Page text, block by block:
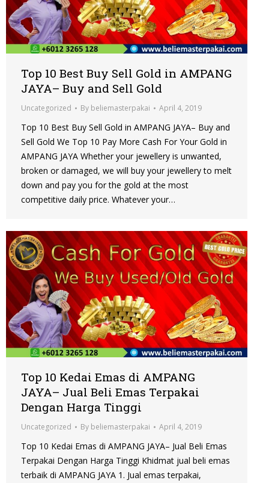
Top 10 Best Buy Sell Gold in AMPANG
JAYA– Buy and Sell Gold
Uncategorized By beliemasterpakai April 4, 2019
Top 10 Best Buy Sell Gold in AMPANG JAYA– Buy and
Sell Gold We Top 10 Pay More Cash For Your Gold in
AMPANG JAYA Whether your jewellery is unwanted,
broken or damaged, we will buy your jewellery to melt
down and pay you for the gold at the most
competitive daily price. Whatever your…
Top 10 Kedai Emas di AMPANG
JAYA– Jual Beli Emas Terpakai
Dengan Harga Tinggi
Uncategorized By beliemasterpakai April 4, 2019
Top 10 Kedai Emas di AMPANG JAYA– Jual Beli Emas
Terpakai Dengan Harga Tinggi Khidmat jual beli emas
terbaik di AMPANG JAYA 1. Jual emas terpakai,